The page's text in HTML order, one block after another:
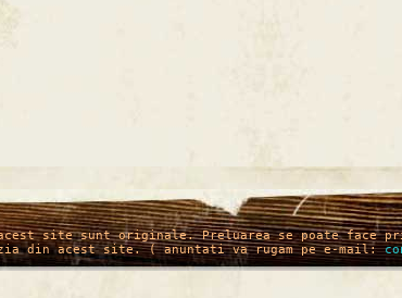
acest site sunt originale. Preluarea se poate
din acest site. ( anuntati va rugam pe e-mail: